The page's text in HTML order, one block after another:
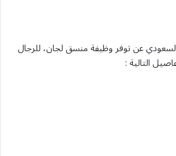
عن توفر وظيفة منسق لجان، للرجال
التالية :